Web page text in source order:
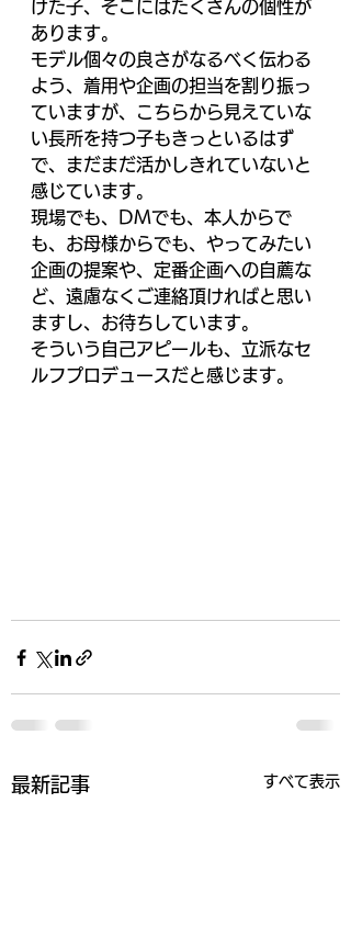
けた子、そこにはたくさんの個性が
あります。
モデル個々の良さがなるべく伝わる
よう、着用や企画の担当を割り振っ
ていますが、こちらから見えていな
い長所を持つ子もきっといるはず
で、まだまだ活かしきれていないと
感じています。
現場でも、DMでも、本人からで
も、お母様からでも、やってみたい
企画の提案や、定番企画への自薦な
ど、遠慮なくご連絡頂ければと思い
ますし、お待ちしています。
そういう自己アピールも、立派なセ
ルフプロデュースだと感じます。
最新記事 すべて表示